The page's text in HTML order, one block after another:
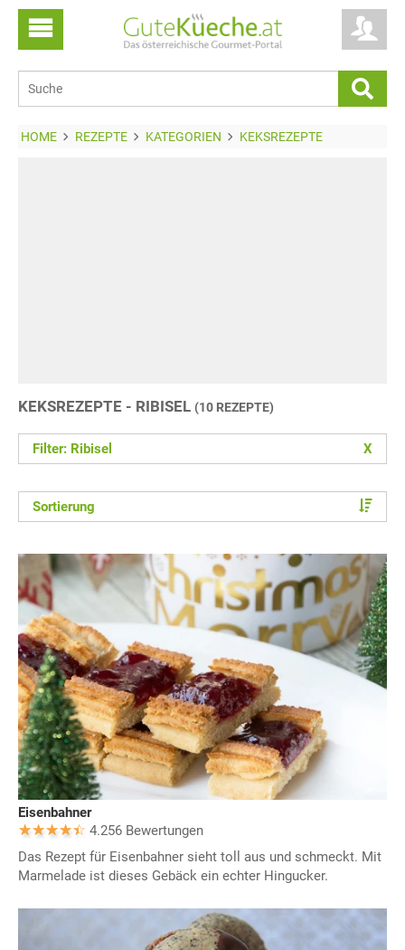
HOME REZEPTE KATEGORIEN KEKSREZEPTE
KEKSREZEPTE - RIBISEL (10 REZEPTE)
Filter: Ribisel X
Sortierung
Eisenbahner
4.256 Bewertungen
Das Rezept für Eisenbahner sieht toll aus und schmeckt. Mit
Marmelade ist dieses Gebäck ein echter Hingucker.